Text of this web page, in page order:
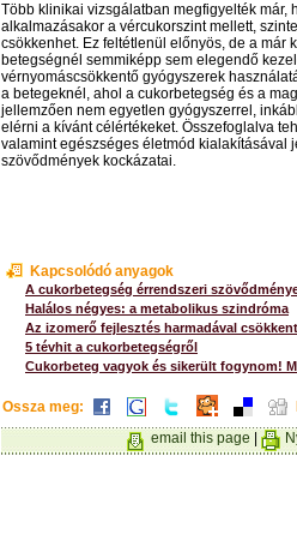
Több klinikai vizsgálatban megfigyelték már,
alkalmazásakor a vércukorszint mellett,
csökkenhet. Ez feltétlenül előnyös, de a már
betegségnél semmiképp sem elegendő
vérnyomáscsökkentő gyógyszerek
a betegeknél, ahol a cukorbetegség és a
jellemzően nem egyetlen gyógyszerrel,
elérni a kívánt célértékeket. Összefoglalva
valamint egészséges életmód kialakításával
szövődmények kockázatai.
Kapcsolódó anyagok
A cukorbetegség érrendszeri
Halálos négyes: a metabolikus szindróma
Az izomerő fejlesztés harmadával
5 tévhit a cukorbetegségről
Cukorbeteg vagyok és sikerült fogynom!
Ossza meg:
email this page